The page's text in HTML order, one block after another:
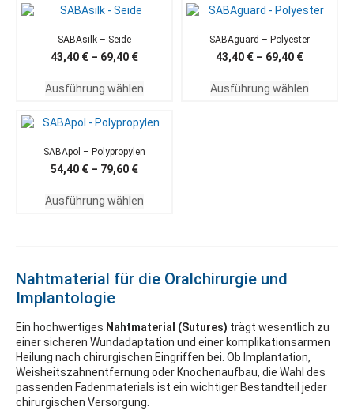
SABAsilk – Seide
43,40 € – 69,40 €
Ausführung wählen
SABAguard – Polyester
43,40 € – 69,40 €
Ausführung wählen
SABApol – Polypropylen
54,40 € – 79,60 €
Ausführung wählen
Nahtmaterial für die Oralchirurgie und
Implantologie
Ein hochwertiges Nahtmaterial (Sutures) trägt wesentlich zu
einer sicheren Wundadaptation und einer komplikationsarmen
Heilung nach chirurgischen Eingriffen bei. Ob Implantation,
Weisheitszahnentfernung oder Knochenaufbau, die Wahl des
passenden Fadenmaterials ist ein wichtiger Bestandteil jeder
chirurgischen Versorgung.